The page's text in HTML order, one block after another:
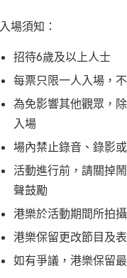
入場須知：
招待6歲及以上人士
每票只限一人入場，
為免影響其他觀眾，
入場
場內禁止錄音、錄影
活動進行前，請關掉
聲鼓勵
港樂於活動期間所拍
港樂保留更改節目及
如有爭議，港樂保留